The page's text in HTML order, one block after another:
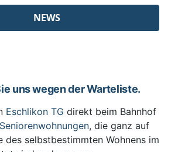
NEWS
uns wegen der Warteliste.
Eschlikon TG direkt beim Bahnhof
, die ganz auf
des selbstbestimmten Wohnens im